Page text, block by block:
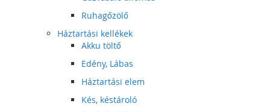
Ruhagőzölő
Háztartási kellékek
Akku töltő
Edény, Lábas
Háztartási elem
Kés, késtároló